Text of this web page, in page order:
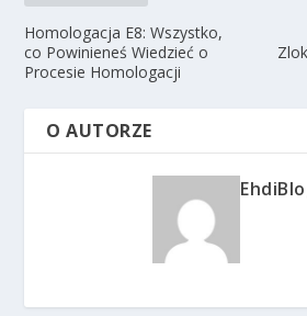
Homologacja E8: Wszystko,
co Powinieneś Wiedzieć o
Procesie Homologacji
O AUTORZE